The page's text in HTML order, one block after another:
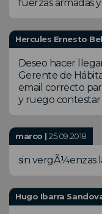
fuerzas armadas
Hercules Ernesto
Deseo hacer
Gerente de
email correcto
y ruego contestar
marco |25.09.2018
sin vergÃ¼enzas
Hugo Ibarra